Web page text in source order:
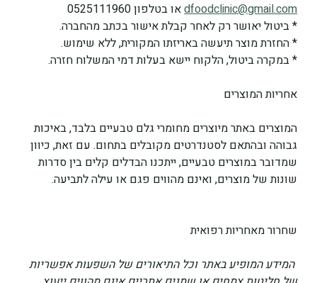
dfoodclinic@gmail.com או בטלפון 0525111960
* ביטול יאושר רק לאחר קבלת אישור בכתב מהחברה.
* החזרת מוצר תיעשה באריזתו המקורית, ללא שימוש.
* במקרה ביטול, הלקוח יישא בעלות דמי המשלוח חזרה.
אחריות המוצרים
המוצרים באתר מיוצרים מחומרי גלם טבעיים בלבד, באיכות
גבוהה ובהתאם לסטנדרטים מקובלים בתחום. עם זאת, כיוון
שמדובר במוצרים טבעיים, ייתכנו הבדלים קלים בין סדרות
שונות של מוצרים, ואינם מהווים פגם או עילה לתביעה.
שחרור מאחריות רפואית
המידע המופיע באתר וכל התיאורים של השפעות אפשריות